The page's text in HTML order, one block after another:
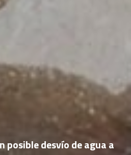
posible desvío de agua a